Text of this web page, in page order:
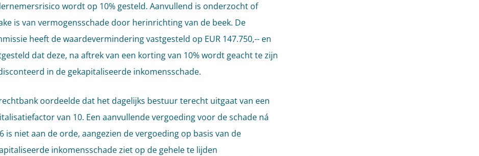
wordt op 10% gesteld. Aanvullend is onderzocht of
is van vermogensschade door herinrichting van de beek. De
heeft de waardevermindering vastgesteld op EUR 147.750,-- en
dat deze, na aftrek van een korting van 10% wordt geacht te zijn
in de gekapitaliseerde inkomensschade.
oordeelde dat het dagelijks bestuur terecht uitgaat van een
van 10. Een aanvullende vergoeding voor de schade ná
is niet aan de orde, aangezien de vergoeding op basis van de
inkomensschade ziet op de gehele te lijden